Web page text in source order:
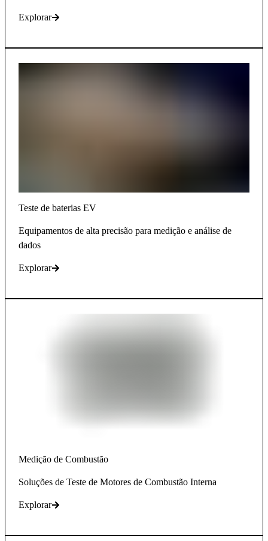
Explorar
Teste de baterias EV
Equipamentos de alta precisão para medição e análise de
dados
Explorar
Medição de Combustão
Soluções de Teste de Motores de Combustão Interna
Explorar